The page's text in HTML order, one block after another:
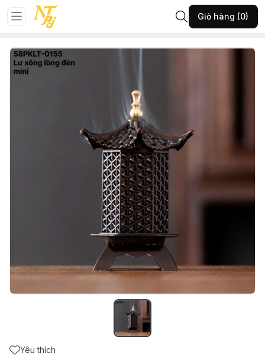
Giỏ hàng (0)
Trang chủ
Vật phẩm phong thủy khác
58-PKLT-Lư xông đồng hình lồng đèn mini-(A53.4726)
Yêu thích